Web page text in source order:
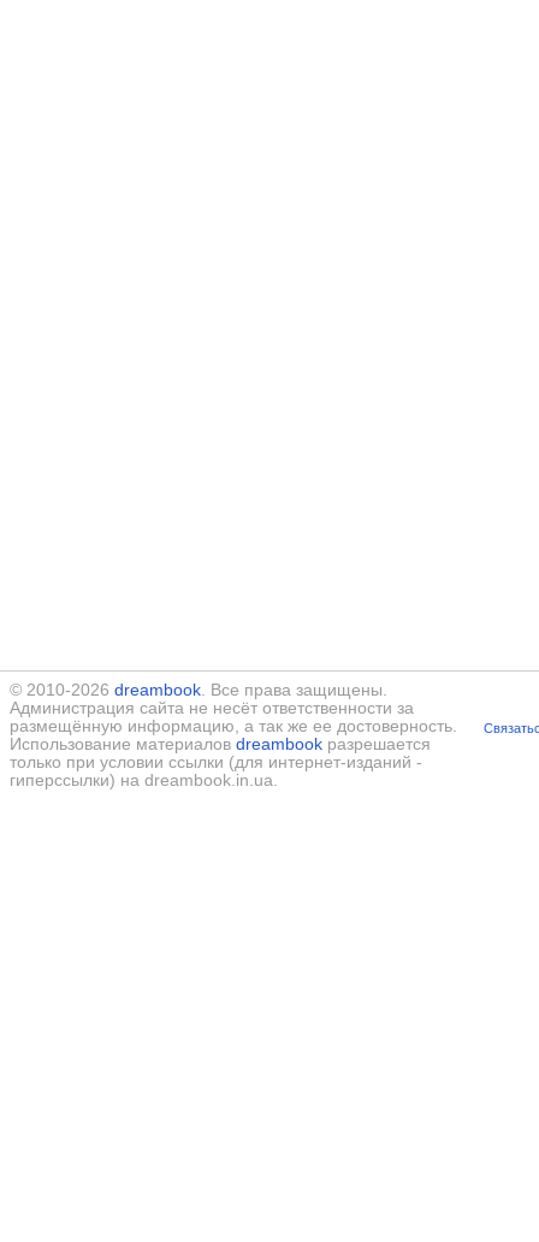
© 2010-2026 dreambook. Все права защищены.
Администрация сайта не несёт ответственности за
размещённую информацию, а так же ее достоверность.
Использование материалов dreambook разрешается
только при условии ссылки (для интернет-изданий -
гиперссылки) на dreambook.in.ua.